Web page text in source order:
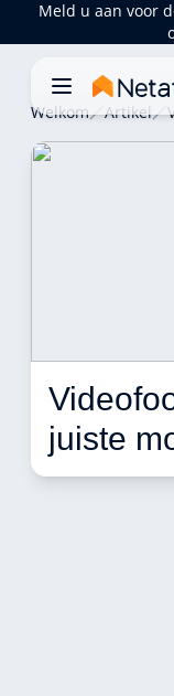
Meld u aan voor
Welkom Artikel
juiste